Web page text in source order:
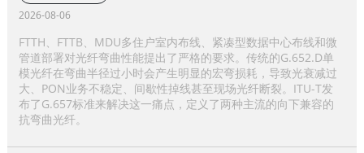
2026-08-06
FTTH、FTTB、MDU多住户室内布线、紧凑型数据中心布线和微
管道部署对光纤弯曲性能提出了严格的要求。传统的G.652.D单
模光纤在弯曲半径过小时会产生明显的宏弯损耗，导致光衰减过
大、PON业务不稳定、间歇性掉线甚至现场光纤断裂。ITU-T发
布了G.657标准来解决这一痛点，定义了两种主流的向下兼容的
抗弯曲光纤。